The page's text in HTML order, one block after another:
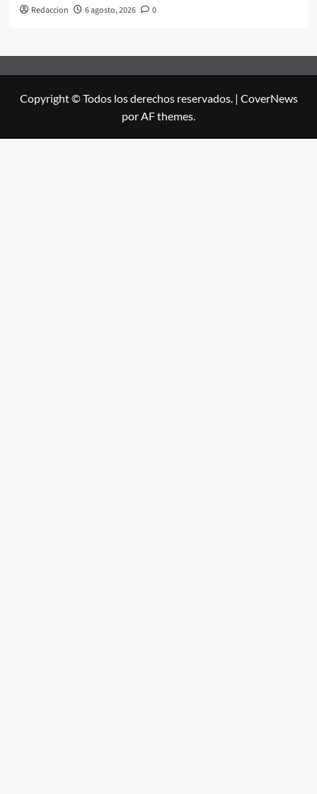
Redaccion 6 agosto, 2026 0
Copyright © Todos los derechos reservados. | CoverNews
por AF themes.